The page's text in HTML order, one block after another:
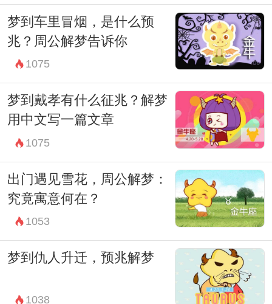
中的真谛，以引领自己走向更加美好的未
来。
梦到车里冒烟，是什么预
兆？周公解梦告诉你
1075
梦到戴孝有什么征兆？解梦
用中文写一篇文章
1075
出门遇见雪花，周公解梦：
究竟寓意何在？
1053
梦到仇人升迁，预兆解梦
1038